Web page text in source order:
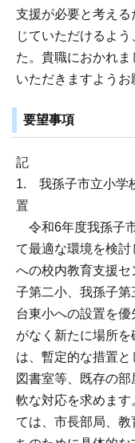
支援が必要と考え
じていただけるよ
た。貴職におかれ
いただきますようお
要望事項
記
1. 我孫子市立小学
置
令和6年度我孫子
て最適な環境を検
への校内教育支援
子第二小、我孫子
台東小への設置を
がなく新たに場所
は、暫定的な措置
図書室等、既存の
軟な対応を求めま
ては、市長部局、